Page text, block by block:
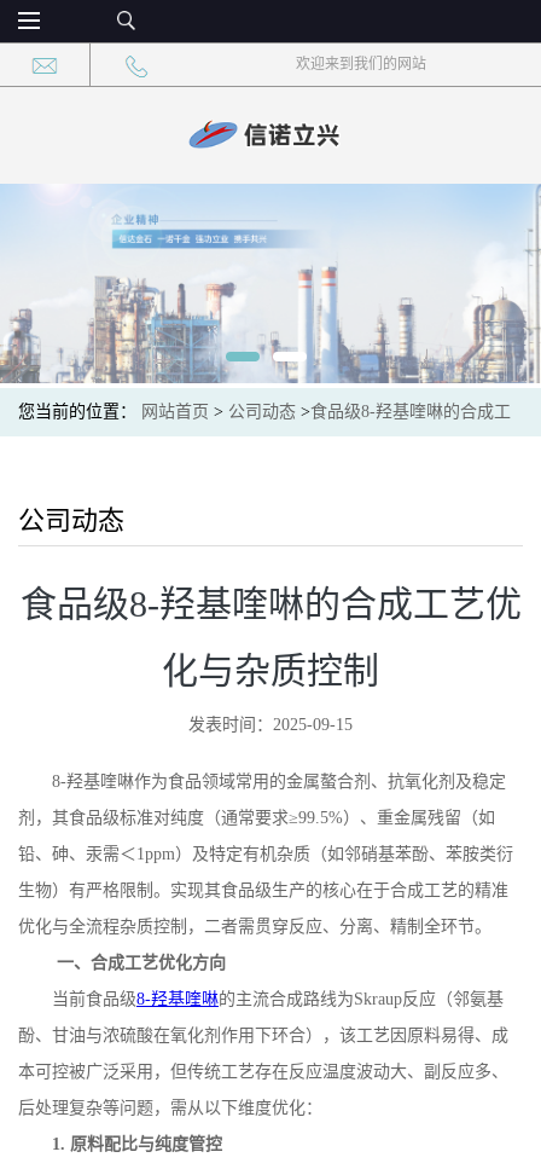
欢迎来到我们的网站
您当前的位置： 网站首页 > 公司动态 >食品级8-羟基喹啉的合成工
公司动态
食品级8-羟基喹啉的合成工艺优
化与杂质控制
发表时间：2025-09-15
8-羟基喹啉作为食品领域常用的金属螯合剂、抗氧化剂及稳定
剂，其食品级标准对纯度（通常要求≥99.5%）、重金属残留（如
铅、砷、汞需＜1ppm）及特定有机杂质（如邻硝基苯酚、苯胺类衍
生物）有严格限制。实现其食品级生产的核心在于合成工艺的精准
优化与全流程杂质控制，二者需贯穿反应、分离、精制全环节。
一、合成工艺优化方向
当前食品级8-羟基喹啉的主流合成路线为Skraup反应（邻氨基
酚、甘油与浓硫酸在氧化剂作用下环合），该工艺因原料易得、成
本可控被广泛采用，但传统工艺存在反应温度波动大、副反应多、
后处理复杂等问题，需从以下维度优化：
1. 原料配比与纯度管控